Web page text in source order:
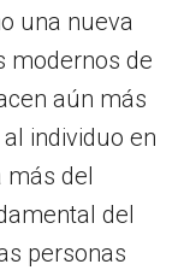
una nueva
modernos de
aún más
individuo en
del
del
personas